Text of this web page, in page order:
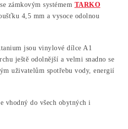
zámkovým systémem TARKO
4,5 mm a vysoce odolnou
jsou vinylové dílce A1
ještě odolnější a velmi snadno se
uživatelům spotřebu vody, energií
do všech obytných i